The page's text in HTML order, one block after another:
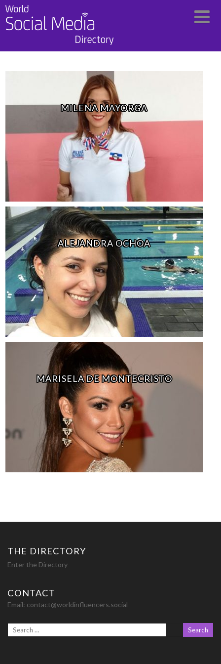
MILENA MAYORGA
ALEJANDRA OCHOA
MARISELA DE MONTECRISTO
THE DIRECTORY
Enter the Directory
CONTACT
Email: contact@worldinfluencers.social